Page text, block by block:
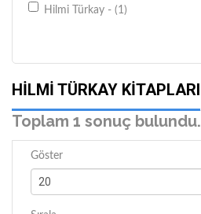
Hilmi Türkay - (1)
HILMI TÜRKAY KITAPLARI
Toplam 1 sonuç bulundu.
Göster